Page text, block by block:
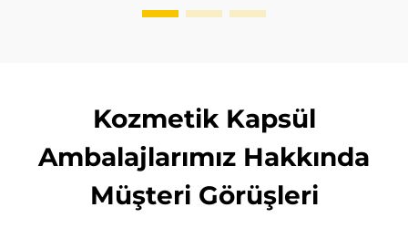
Kozmetik Kapsül
Ambalajlarımız Hakkında
Müşteri Görüşleri